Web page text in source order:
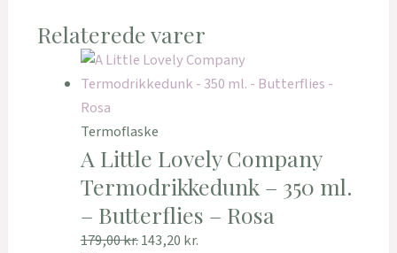
Relaterede varer
Termoflaske
A Little Lovely Company
Termodrikkedunk – 350 ml.
– Butterflies – Rosa
179,00kr.143,20 kr.